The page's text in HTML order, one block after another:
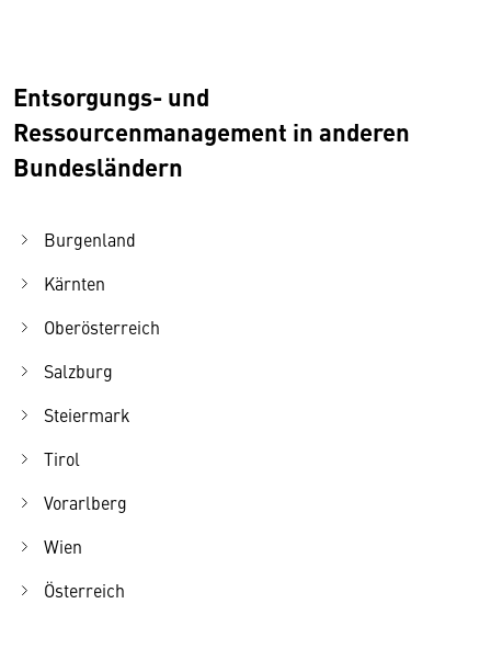
Entsorgungs- und
Ressourcenmanagement in anderen
Bundesländern
Burgenland
Kärnten
Oberösterreich
Salzburg
Steiermark
Tirol
Vorarlberg
Wien
Österreich